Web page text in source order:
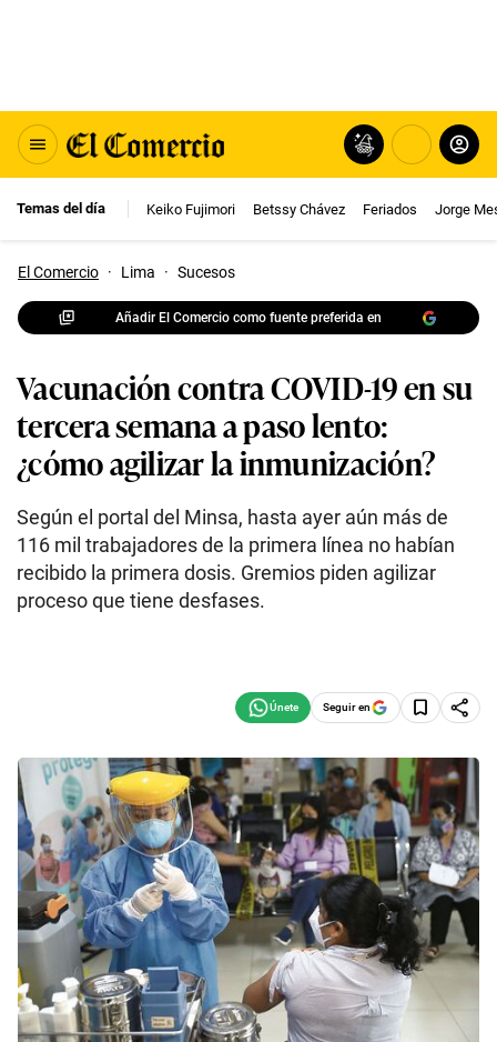
Temas del día Keiko Fujimori Betssy Chávez Feriados Jorge
El Comercio · Lima · Sucesos
Añadir El Comercio como fuente preferida en
Vacunación contra COVID-19 en su
tercera semana a paso lento:
¿cómo agilizar la inmunización?
Según el portal del Minsa, hasta ayer aún más de
116 mil trabajadores de la primera línea no habían
recibido la primera dosis. Gremios piden agilizar
proceso que tiene desfases.
Seguir en